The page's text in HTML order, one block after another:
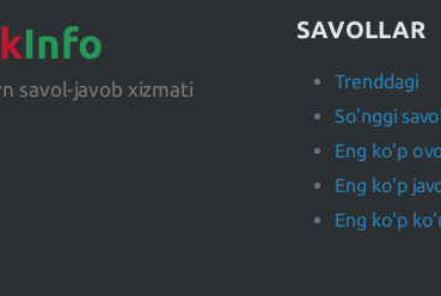
Info
savol-javob xizmati
SAVOLLAR
Trenddagi
So'nggi
Eng ko'p
Eng ko'p
Eng ko'p